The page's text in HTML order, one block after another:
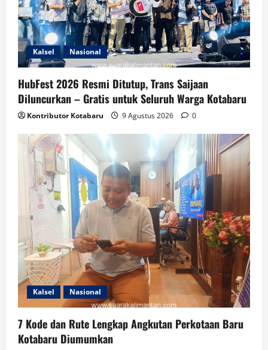
Kalsel Nasional
HubFest 2026 Resmi Ditutup, Trans Saijaan
Diluncurkan – Gratis untuk Seluruh Warga Kotabaru
Kontributor Kotabaru 9 Agustus 2026 0
Kalsel Nasional
7 Kode dan Rute Lengkap Angkutan Perkotaan Baru
Kotabaru Diumumkan